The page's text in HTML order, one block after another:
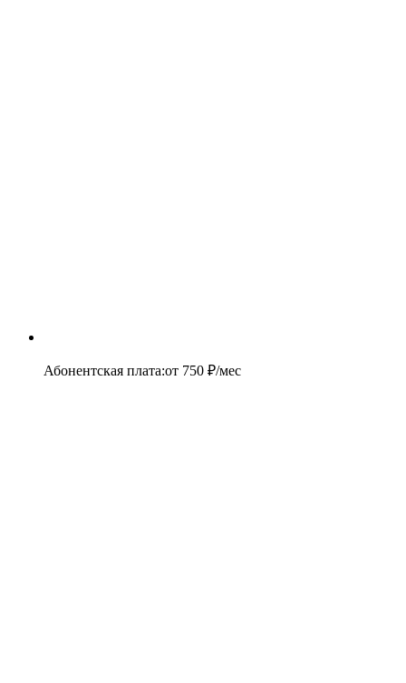
Абонентская плата:от 750 ₽/мес